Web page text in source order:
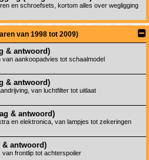
en schroefsets, kortom alles over wegligging
van 1998 tot 2009)
& antwoord)
van aankoopadvies tot schaalmodel
& antwoord)
van luchtfilter tot uitlaat
& antwoord)
en elektronica, van lampjes tot zekeringen
& antwoord)
van frontlip tot achterspoiler